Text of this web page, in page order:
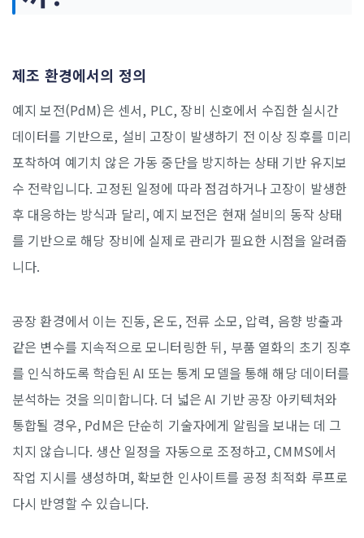
제조 환경에서의 정의
예지 보전(PdM)은 센서, PLC, 장비 신호에서 수집한 실시간
데이터를 기반으로, 설비 고장이 발생하기 전 이상 징후를 미리
포착하여 예기치 않은 가동 중단을 방지하는 상태 기반 유지보
수 전략입니다. 고정된 일정에 따라 점검하거나 고장이 발생한
후 대응하는 방식과 달리, 예지 보전은 현재 설비의 동작 상태
를 기반으로 해당 장비에 실제로 관리가 필요한 시점을 알려줍
니다.
공장 환경에서 이는 진동, 온도, 전류 소모, 압력, 음향 방출과
같은 변수를 지속적으로 모니터링한 뒤, 부품 열화의 초기 징후
를 인식하도록 학습된 AI 또는 통계 모델을 통해 해당 데이터를
분석하는 것을 의미합니다. 더 넓은 AI 기반 공장 아키텍처와
통합될 경우, PdM은 단순히 기술자에게 알림을 보내는 데 그
치지 않습니다. 생산 일정을 자동으로 조정하고, CMMS에서
작업 지시를 생성하며, 확보한 인사이트를 공정 최적화 루프로
다시 반영할 수 있습니다.